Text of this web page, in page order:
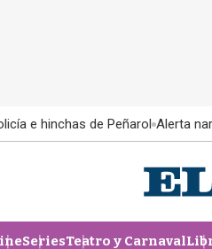
e hinchas de Peñarol Alerta
SeriesTeatro y Carnaval